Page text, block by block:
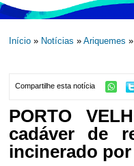
Início» Notícias » Ariquemes
Compartilhe esta notícia
PORTO
cadáver de
incinerado